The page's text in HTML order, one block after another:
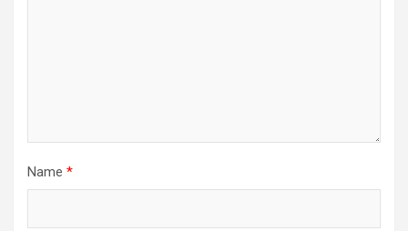
Name *